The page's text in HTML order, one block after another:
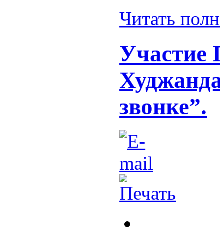
Читать
Участие
звонке”.